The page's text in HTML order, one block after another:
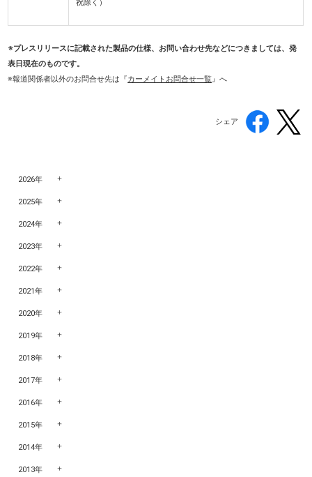
祝除く）
※プレスリリースに記載された製品の仕様、お問い合わせ先などにつきましては、発
表日現在のものです。
※報道関係者以外のお問合せ先は『カーメイトお問合せ一覧』へ
シェア
2026年
2025年
2024年
2023年
2022年
2021年
2020年
2019年
2018年
2017年
2016年
2015年
2014年
2013年